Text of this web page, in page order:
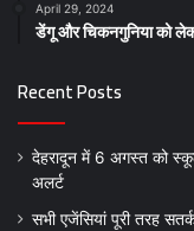
April 29, 2024
डेंगू और चिकनगुनिया को
Recent Posts
देहरादून में 6 अगस्त को
अलर्ट
सभी एजेंसियां पूरी तरह